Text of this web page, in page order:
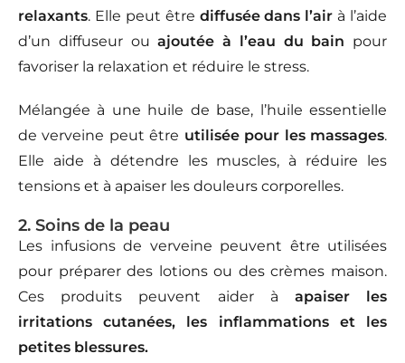
relaxants. Elle peut être diffusée dans l’air à l’aide
d’un diffuseur ouajoutée à l’eau du bain pour
favoriser la relaxation et réduire le stress.
Mélangée à une huile de base, l’huile essentielle
de verveine peut être utilisée pour les massages.
Elle aide à détendre les muscles, à réduire les
tensions et à apaiser les douleurs corporelles.
2. Soins de la peau
Les infusions de verveine peuvent être utilisées
pour préparer des lotions ou des crèmes maison.
Ces produits peuvent aider à apaiser les
irritations cutanées, les inflammations et les
petites blessures.